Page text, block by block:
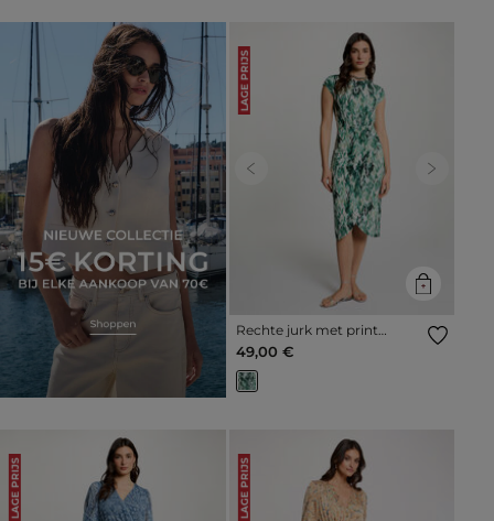
LAGE PRIJS
Previous Next
Rechte jurk met print
meerkleurig vrouw
49,00 €
LAGE PRIJS LAGE PRIJS